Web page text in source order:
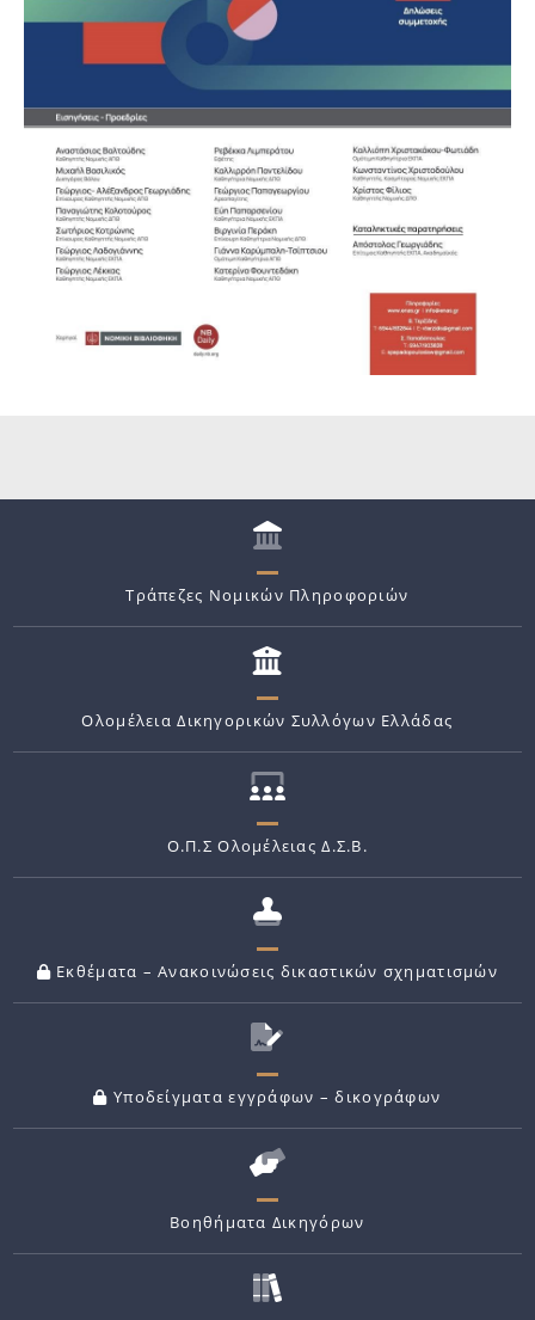
Τράπεζες Νομικών Πληροφοριών
Ολομέλεια Δικηγορικών Συλλόγων Ελλάδας
Ο.Π.Σ Ολομέλειας Δ.Σ.Β.
Εκθέματα – Ανακοινώσεις δικαστικών σχηματισμών
Υποδείγματα εγγράφων – δικογράφων
Βοηθήματα Δικηγόρων